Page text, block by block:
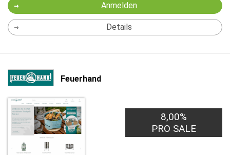
Anmelden
Details
Feuerhand
8,00%
PRO SALE